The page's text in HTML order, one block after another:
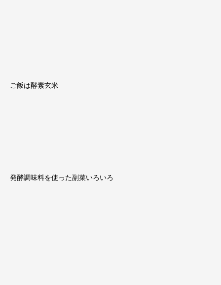
ご飯は酵素玄米
発酵調味料を使った副菜いろいろ